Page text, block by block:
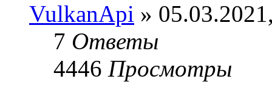
VulkanApi »
7 Ответы
4446 Просмотры